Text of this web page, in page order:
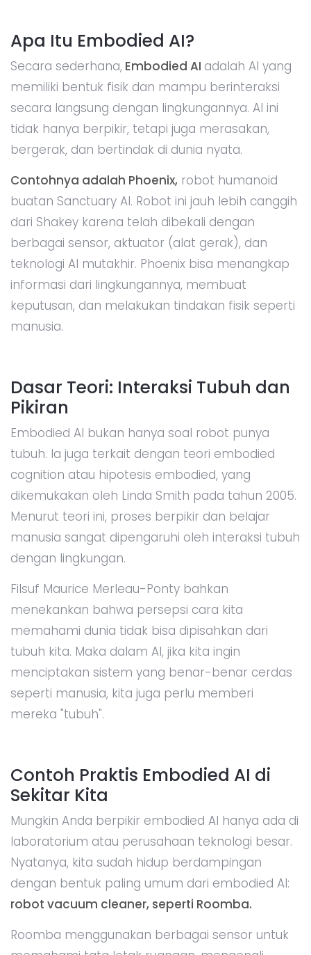
Apa Itu Embodied AI?
Secara sederhana, Embodied AI adalah AI yang
memiliki bentuk fisik dan mampu berinteraksi
secara langsung dengan lingkungannya. AI ini
tidak hanya berpikir, tetapi juga merasakan,
bergerak, dan bertindak di dunia nyata.
Contohnya adalah Phoenix, robot humanoid
buatan Sanctuary AI. Robot ini jauh lebih canggih
dari Shakey karena telah dibekali dengan
berbagai sensor, aktuator (alat gerak), dan
teknologi AI mutakhir. Phoenix bisa menangkap
informasi dari lingkungannya, membuat
keputusan, dan melakukan tindakan fisik seperti
manusia.
Dasar Teori: Interaksi Tubuh dan
Pikiran
Embodied AI bukan hanya soal robot punya
tubuh. Ia juga terkait dengan teori embodied
cognition atau hipotesis embodied, yang
dikemukakan oleh Linda Smith pada tahun 2005.
Menurut teori ini, proses berpikir dan belajar
manusia sangat dipengaruhi oleh interaksi tubuh
dengan lingkungan.
Filsuf Maurice Merleau-Ponty bahkan
menekankan bahwa persepsi cara kita
memahami dunia tidak bisa dipisahkan dari
tubuh kita. Maka dalam AI, jika kita ingin
menciptakan sistem yang benar-benar cerdas
seperti manusia, kita juga perlu memberi
mereka "tubuh".
Contoh Praktis Embodied AI di
Sekitar Kita
Mungkin Anda berpikir embodied AI hanya ada di
laboratorium atau perusahaan teknologi besar.
Nyatanya, kita sudah hidup berdampingan
dengan bentuk paling umum dari embodied AI:
robot vacuum cleaner, seperti Roomba.
Roomba menggunakan berbagai sensor untuk